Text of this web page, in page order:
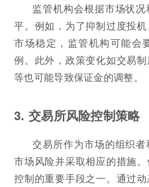
监管机构会根据市场状
平。例如，为了抑制过度投
市场稳定，监管机构可能会
例。此外，政策变化如交易
等也可能导致保证金的调整。
3. 交易所风险控制策略
交易所作为市场的组织
市场风险并采取相应的措施
控制的重要手段之一。通过